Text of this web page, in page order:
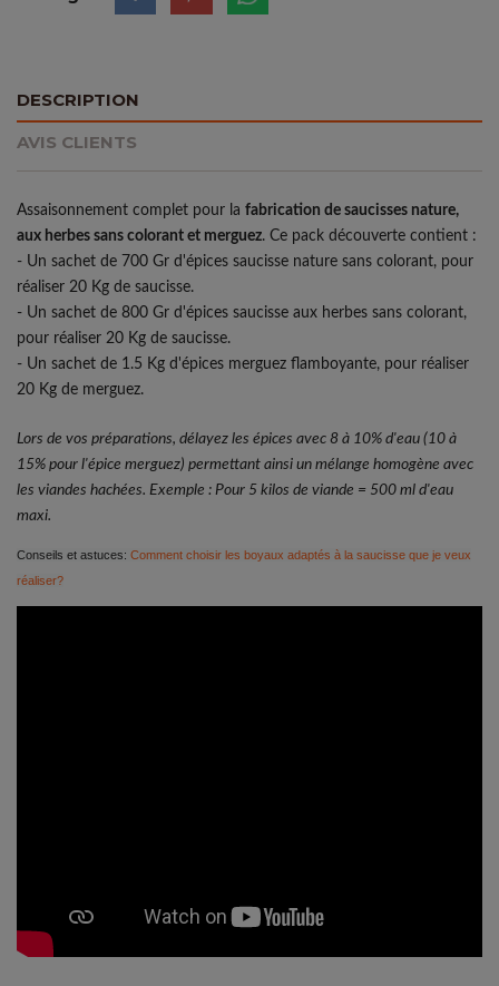
DESCRIPTION
AVIS CLIENTS
Assaisonnement complet pour la fabrication de saucisses nature,
aux herbes sans colorant et merguez. Ce pack découverte contient :
- Un sachet de 700 Gr d'épices saucisse nature sans colorant, pour
réaliser 20 Kg de saucisse.
- Un sachet de 800 Gr d'épices saucisse aux herbes sans colorant,
pour réaliser 20 Kg de saucisse.
- Un sachet de 1.5 Kg d'épices merguez flamboyante, pour réaliser
20 Kg de merguez.
Lors de vos préparations, délayez les épices avec 8 à 10% d'eau (10 à
15% pour l'épice merguez) permettant ainsi un mélange homogène avec
les viandes hachées. Exemple : Pour 5 kilos de viande = 500 ml d'eau
maxi.
Conseils et astuces: Comment choisir les boyaux adaptés à la saucisse que je veux
réaliser?